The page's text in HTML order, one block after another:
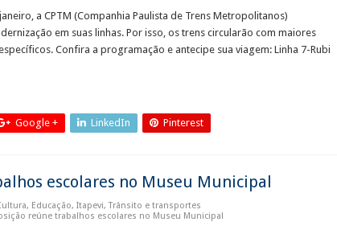
a CPTM (Companhia Paulista de Trens Metropolitanos)
em suas linhas. Por isso, os trens circularão com maiores
Confira a programação e antecipe sua viagem: Linha 7-Rubi
Google + LinkedIn Pinterest
escolares no Museu Municipal
, Educação, Itapevi,Trânsito e transportes
reúne trabalhos escolares no Museu Municipal